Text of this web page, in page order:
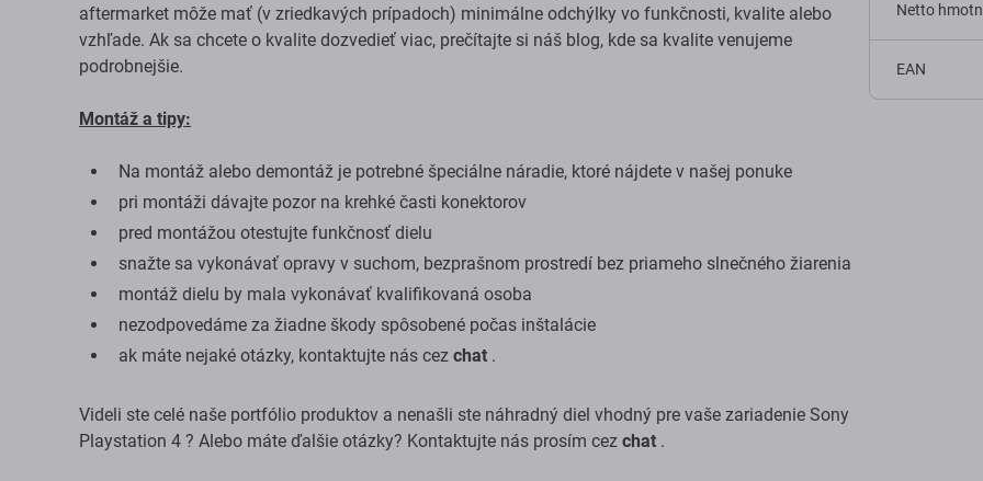
aftermarket môže mať (v zriedkavých prípadoch) minimálne odchýlky vo funkčnosti, kvalite alebo
vzhľade. Ak sa chcete o kvalite dozvedieť viac, prečítajte si náš blog, kde sa kvalite venujeme
podrobnejšie.
Montáž a tipy:
Na montáž alebo demontáž je potrebné špeciálne náradie, ktoré nájdete v našej ponuke
pri montáži dávajte pozor na krehké časti konektorov
pred montážou otestujte funkčnosť dielu
snažte sa vykonávať opravy v suchom, bezprašnom prostredí bez priameho slnečného žiarenia
montáž dielu by mala vykonávať kvalifikovaná osoba
nezodpovedáme za žiadne škody spôsobené počas inštalácie
ak máte nejaké otázky, kontaktujte nás cez chat .
Videli ste celé naše portfólio produktov a nenašli ste náhradný diel vhodný pre vaše zariadenie Sony
Playstation 4 ? Alebo máte ďalšie otázky? Kontaktujte nás prosím cez chat .
Netto
EAN